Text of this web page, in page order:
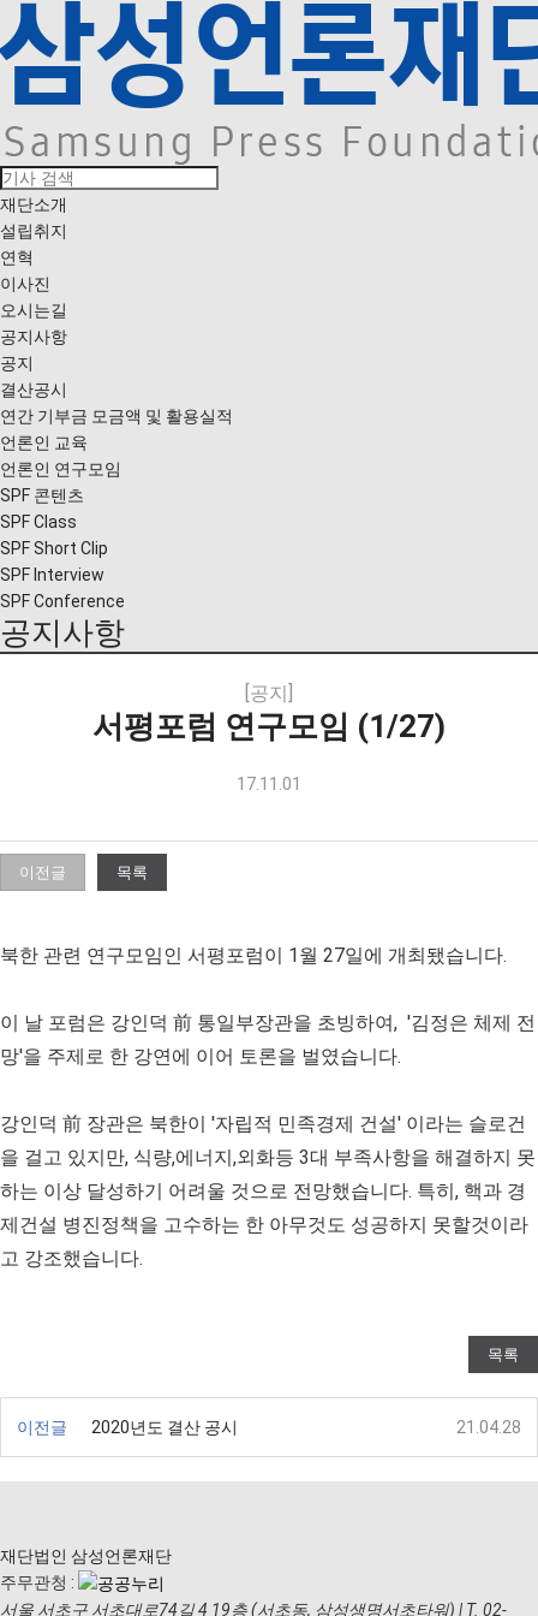
재단소개
설립취지
연혁
이사진
오시는길
공지사항
공지
결산공시
연간 기부금 모금액 및 활용실적
언론인 교육
언론인 연구모임
SPF 콘텐츠
SPF Class
SPF Short Clip
SPF Interview
SPF Conference
공지사항
[공지]
서평포럼 연구모임 (1/27)
17.11.01
이전글 목록
북한 관련 연구모임인 서평포럼이 1월 27일에 개최됐습니다.
이 날 포럼은 강인덕 前 통일부장관을 초빙하여, '김정은 체제 전
망'을 주제로 한 강연에 이어 토론을 벌였습니다.
강인덕 前 장관은 북한이 '자립적 민족경제 건설' 이라는 슬로건
을 걸고 있지만, 식량,에너지,외화등 3대 부족사항을 해결하지 못
하는 이상 달성하기 어려울 것으로 전망했습니다. 특히, 핵과 경
제건설 병진정책을 고수하는 한 아무것도 성공하지 못할것이라
고 강조했습니다.
목록
이전글 2020년도 결산 공시 21.04.28
재단법인 삼성언론재단
주무관청 :
서울 서초구 서초대로74길 4 19층 (서초동, 삼성생명서초타워) | T. 02-